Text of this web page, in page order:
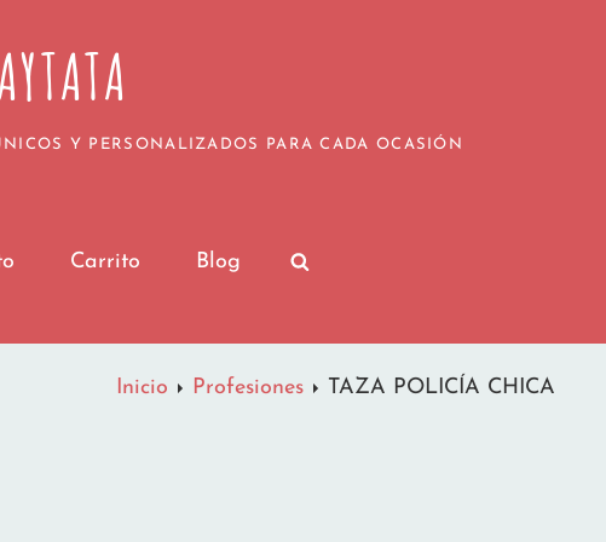
1 de julio serán procesados a partir del 20 de julio,
Muy pronto volveremos con las pilas cargadas y
Las Locuras de MamayTata
Y PERSONALIZADOS PARA CADA OCASIÓN
Carrito Blog
Inicio Profesiones TAZA POLICÍA CHICA